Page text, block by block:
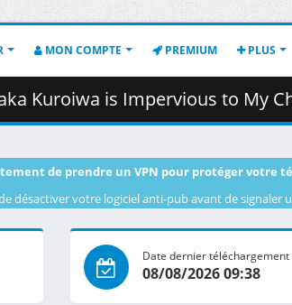
MON COMPTE PREMIUM PLUS
to My Charms - 07 [720p CR WEB-
de prendre un VPN pour protéger votre
désactiver votre logiciel anti-pub avant de signaler
Date dernier téléchargement
08/08/2026 09:38